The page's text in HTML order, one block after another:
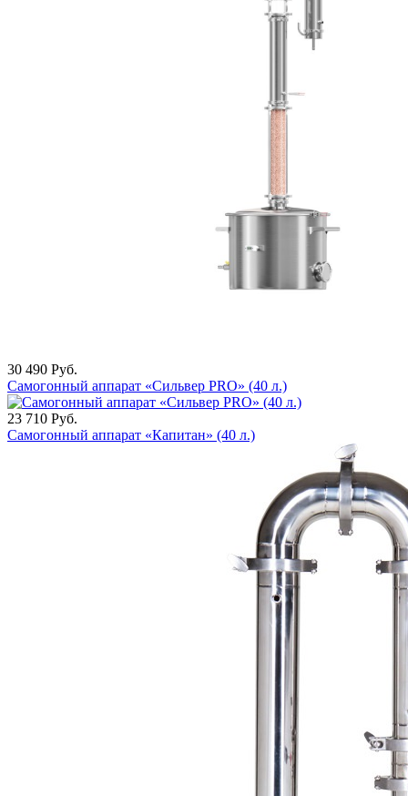
30 490 Руб.
Самогонный аппарат «Сильвер PRO» (40 л.)
23 710 Руб.
Самогонный аппарат «Капитан» (40 л.)